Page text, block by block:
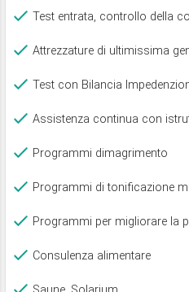
Test entrata, controllo della
Attrezzature di ultimissima
Test con Bilancia
Assistenza continua con
Programmi dimagrimento
Programmi di tonificazione
Programmi per migliorare la
Consulenza alimentare